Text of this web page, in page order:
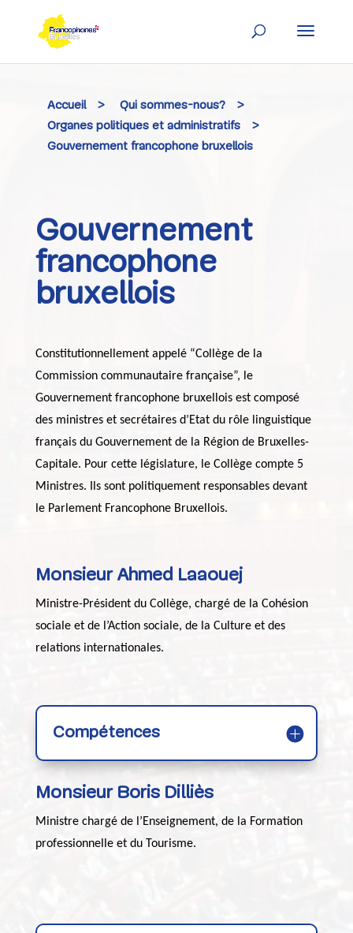
content
Accueil > Qui sommes-nous?
>
Organes politiques et administratifs
>
Gouvernement francophone bruxellois
Gouvernement
francophone
bruxellois
Constitutionnellement appelé “Collège de la
Commission communautaire française”, le
Gouvernement francophone bruxellois est composé
des ministres et secrétaires d’Etat du rôle linguistique
français du Gouvernement de la Région de Bruxelles-
Capitale. Pour cette législature, le Collège compte 5
Ministres. Ils sont politiquement responsables devant
le Parlement Francophone Bruxellois.
Monsieur Ahmed Laaouej
Ministre-Président du Collège, chargé de la Cohésion
sociale et de l’Action sociale, de la Culture et des
relations internationales.
Compétences
Monsieur Boris Dilliès
Ministre chargé de l’Enseignement, de la Formation
professionnelle et du Tourisme.